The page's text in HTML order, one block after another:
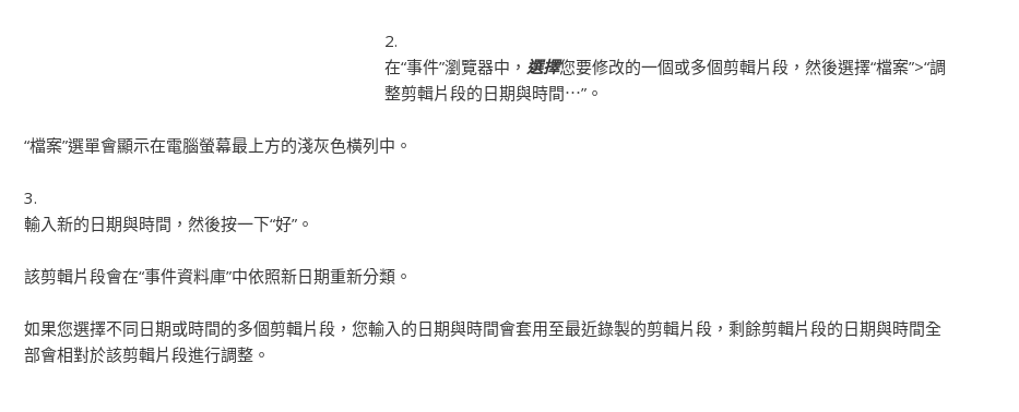
在“事件”瀏覽器中， 選擇您要修改的一個或多個剪輯片段，然後選擇“檔案”>“調
整剪輯片段的日期與時間⋯”。
“檔案”選單會顯示在電腦螢幕最上方的淺灰色橫列中。
輸入新的日期與時間，然後按一下“好”。
該剪輯片段會在“事件資料庫”中依照新日期重新分類。
如果您選擇不同日期或時間的多個剪輯片段，您輸入的日期與時間會套用至最近錄製的剪輯片段，剩餘剪輯片段的日期與時間全
部會相對於該剪輯片段進行調整。